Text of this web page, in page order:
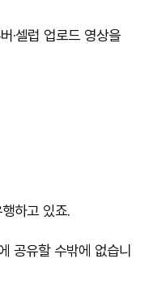
·셀럽 업로드 영상을
하고 있죠.
공유할 수밖에 없습니